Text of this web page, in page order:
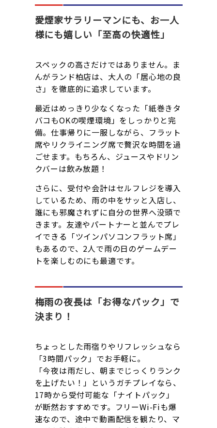
愛煙家サラリーマンにも、お一人
様にも嬉しい「至高の快適性」
スペックの高さだけではありません。ま
んがランド柏店は、大人の「居心地の良
さ」を徹底的に追求しています。
最近はめっきり少なくなった「紙巻きタ
バコもOKの喫煙環境」をしっかりと完
備。仕事帰りに一服しながら、フラット
席やリクライニング席で贅沢な時間を過
ごせます。もちろん、ジュースやドリン
クバーは飲み放題！
さらに、受付や会計はセルフレジを導入
しているため、雨の中をサッと入店し、
誰にも邪魔されずに自分の世界へ没頭で
きます。友達やパートナーと並んでプレ
イできる「ツインパソコンフラット席」
もあるので、2人で雨の日のゲームデー
トを楽しむのにも最適です。
梅雨の夜長は「お得なパック」で
決まり！
ちょっとした雨宿りやリフレッシュなら
「3時間パック」でお手軽に。
「今夜は雨だし、朝までじっくりランク
を上げたい！」というガチプレイなら、
17時から受付可能な「ナイトパック」
が断然おすすめです。フリーWi-Fiも爆
速なので、途中で動画配信を観たり、マ